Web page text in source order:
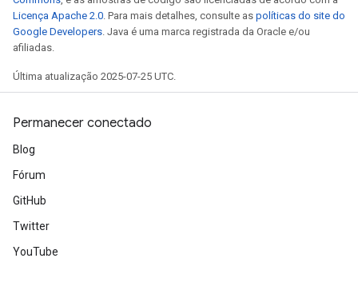
Licença Apache 2.0 . Para mais detalhes, consulte as políticas do site do
Google Developers . Java é uma marca registrada da Oracle e/ou
afiliadas.
Última atualização 2025-07-25 UTC.
Permanecer conectado
Blog
Fórum
GitHub
Twitter
YouTube